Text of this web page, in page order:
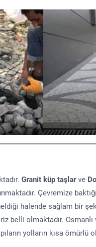
Granit küp taşlarve
Çevremize
halende sağlam bir
belli olmaktadır.
yolların kısa ömürlü